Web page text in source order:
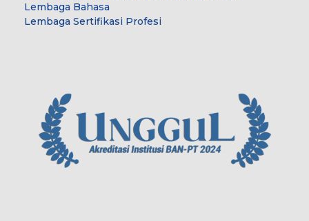
Lembaga Bahasa
Lembaga Sertifikasi Profesi